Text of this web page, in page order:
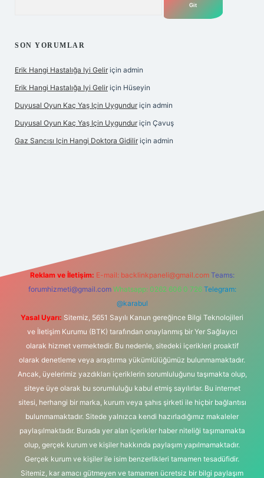
SON YORUMLAR
Erik Hangi Hastalığa Iyi Gelir için admin
Erik Hangi Hastalığa Iyi Gelir için Hüseyin
Duyusal Oyun Kaç Yaş Için Uygundur için admin
Duyusal Oyun Kaç Yaş Için Uygundur için Çavuş
Gaz Sancısı Için Hangi Doktora Gidilir için admin
Reklam ve İletişim: E-mail: backlinkpaneli@gmail.com Teams:
forumhizmeti@gmail.com Whatsapp: 0262 606 0 726 Telegram:
@karabul
Yasal Uyarı: Sitemiz, 5651 Sayılı Kanun gereğince Bilgi Teknolojileri
ve İletişim Kurumu (BTK) tarafından onaylanmış bir Yer Sağlayıcı
olarak hizmet vermektedir. Bu nedenle, sitedeki içerikleri proaktif
olarak denetleme veya araştırma yükümlülüğümüz bulunmamaktadır.
Ancak, üyelerimiz yazdıkları içeriklerin sorumluluğunu taşımakta olup,
siteye üye olarak bu sorumluluğu kabul etmiş sayılırlar. Bu internet
sitesi, herhangi bir marka, kurum veya şahıs şirketi ile hiçbir bağlantısı
bulunmamaktadır. Sitede yalnızca kendi hazırladığımız makaleler
paylaşılmaktadır. Burada yer alan içerikler haber niteliği taşımamakta
olup, gerçek kurum ve kişiler hakkında paylaşım yapılmamaktadır.
Gerçek kurum ve kişiler ile isim benzerlikleri tamamen tesadüfidir.
Sitemiz, kar amacı gütmeyen ve tamamen ücretsiz bir bilgi paylaşım